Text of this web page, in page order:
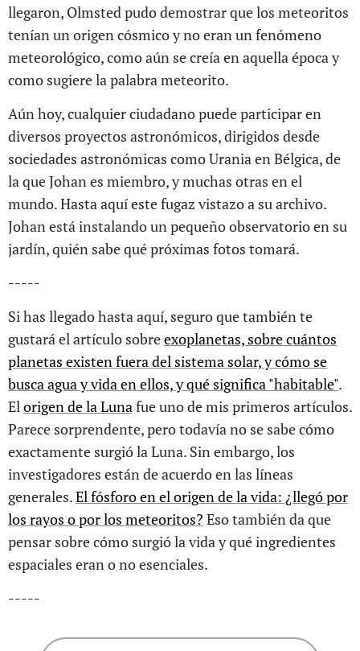
llegaron, Olmsted pudo demostrar que los meteoritos
tenían un origen cósmico y no eran un fenómeno
meteorológico, como aún se creía en aquella época y
como sugiere la palabra meteorito.
Aún hoy, cualquier ciudadano puede participar en
diversos proyectos astronómicos, dirigidos desde
sociedades astronómicas como Urania en Bélgica, de
la que Johan es miembro, y muchas otras en el
mundo. Hasta aquí este fugaz vistazo a su archivo.
Johan está instalando un pequeño observatorio en su
jardín, quién sabe qué próximas fotos tomará.
-----
Si has llegado hasta aquí, seguro que también te
gustará el artículo sobreexoplanetas, sobre cuántos
planetas existen fuera del sistema solar, y cómo se
busca agua y vida en ellos, y qué significa "habitable".
Elorigen de la Lunafue uno de mis primeros artículos.
Parece sorprendente, pero todavía no se sabe cómo
exactamente surgió la Luna. Sin embargo, los
investigadores están de acuerdo en las líneas
generales.El fósforo en el origen de la vida: ¿llegó por
los rayos o por los meteoritos? Eso también da que
pensar sobre cómo surgió la vida y qué ingredientes
espaciales eran o no esenciales.
-----